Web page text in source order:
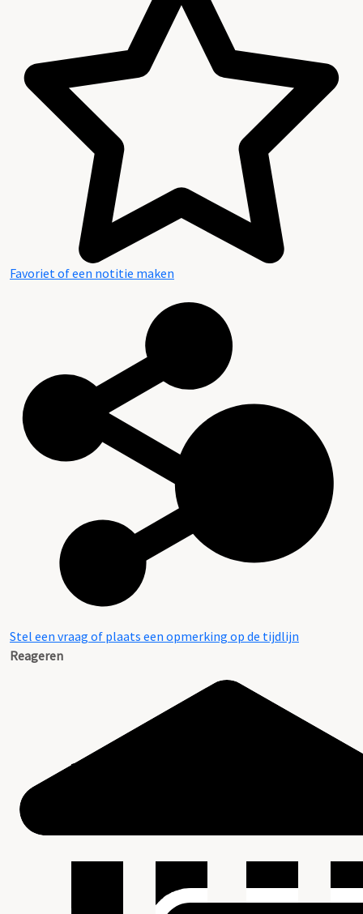
Favoriet of een notitie maken
Stel een vraag of plaats een opmerking op de tijdlijn
Reageren